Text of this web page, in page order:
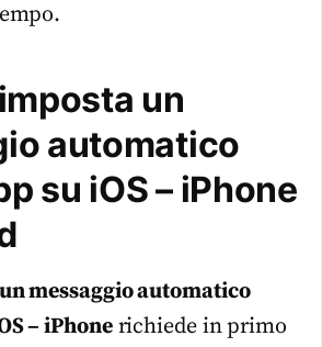
un
automatico
su iOS – iPhone
messaggio automatico
– iPhonerichiede in primo